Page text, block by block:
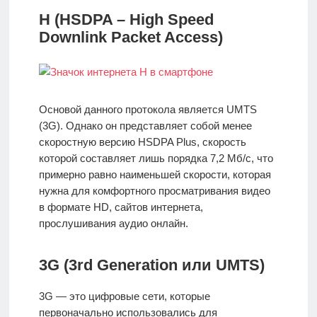
H (HSDPA – High Speed
Downlink Packet Access)
Основой данного протокола является UMTS
(3G). Однако он представляет собой менее
скоростную версию HSDPA Plus, скорость
которой составляет лишь порядка 7,2 Мб/с, что
примерно равно наименьшей скорости, которая
нужна для комфортного просматривания видео
в формате HD, сайтов интернета,
прослушивания аудио онлайн.
3G (3rd Generation или UMTS)
3G — это цифровые сети, которые
первоначально использовались для